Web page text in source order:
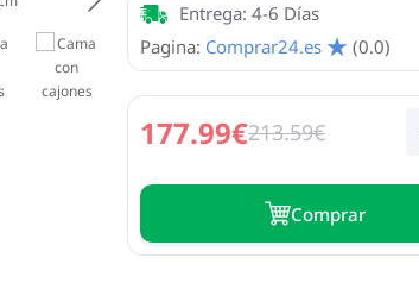
Entrega: 4-6 Días
Pagina: Comprar24.es (0.0)
177.99€213.59€
Сomprar